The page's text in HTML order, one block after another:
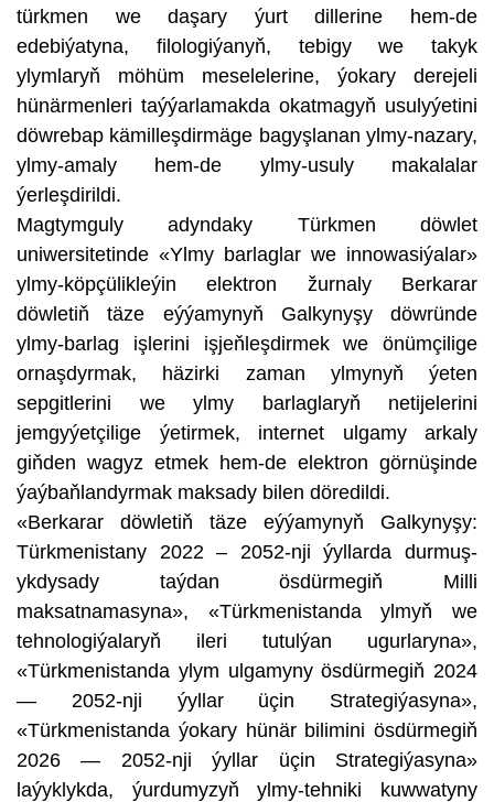
türkmen we daşary ýurt dillerine hem-de
edebiýatyna, filologiýanyň, tebigy we takyk
ylymlaryň möhüm meselelerine, ýokary derejeli
hünärmenleri taýýarlamakda okatmagyň usulyýetini
döwrebap kämilleşdirmäge bagyşlanan ylmy-nazary,
ylmy-amaly hem-de ylmy-usuly makalalar
ýerleşdirildi.
Magtymguly adyndaky Türkmen döwlet
uniwersitetinde «Ylmy barlaglar we innowasiýalar»
ylmy-köpçülikleýin elektron žurnaly Berkarar
döwletiň täze eýýamynyň Galkynyşy döwründe
ylmy-barlag işlerini işjeňleşdirmek we önümçilige
ornaşdyrmak, häzirki zaman ylmynyň ýeten
sepgitlerini we ylmy barlaglaryň netijelerini
jemgyýetçilige ýetirmek, internet ulgamy arkaly
giňden wagyz etmek hem-de elektron görnüşinde
ýaýbaňlandyrmak maksady bilen döredildi.
«Berkarar döwletiň täze eýýamynyň Galkynyşy:
Türkmenistany 2022 – 2052-nji ýyllarda durmuş-
ykdysady taýdan ösdürmegiň Milli
maksatnamasyna», «Türkmenistanda ylmyň we
tehnologiýalaryň ileri tutulýan ugurlaryna»,
«Türkmenistanda ylym ulgamyny ösdürmegiň 2024
— 2052-nji ýyllar üçin Strategiýasyna»,
«Türkmenistanda ýokary hünär bilimini ösdürmegiň
2026 — 2052-nji ýyllar üçin Strategiýasyna»
laýyklykda, ýurdumyzyň ylmy-tehniki kuwwatyny